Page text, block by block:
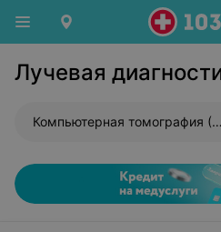
Лучевая
Компьютерная томография (КТ)